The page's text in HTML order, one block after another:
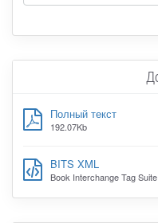
Полный текст
192.07Kb
BITS XML
Book Interchange Tag Suite